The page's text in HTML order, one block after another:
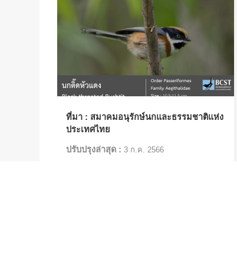
ที่มา : สมาคมอนุรักษ์นกและธรรมชาติแห่ง
ประเทศไทย
ปรับปรุงล่าสุด : 3 ก.ค. 2566